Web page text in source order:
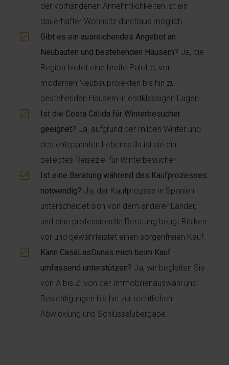
der vorhandenen Annehmlichkeiten ist ein
dauerhafter Wohnsitz durchaus möglich.
Gibt es ein ausreichendes Angebot an
Neubauten und bestehenden Häusern? Ja, die
Region bietet eine breite Palette, von
modernen Neubauprojekten bis hin zu
bestehenden Häusern in erstklassigen Lagen.
Ist die Costa Cálida für Winterbesucher
geeignet? Ja, aufgrund der milden Winter und
des entspannten Lebensstils ist sie ein
beliebtes Reiseziel für Winterbesucher.
Ist eine Beratung während des Kaufprozesses
notwendig? Ja, der Kaufprozess in Spanien
unterscheidet sich von dem anderer Länder,
und eine professionelle Beratung beugt Risiken
vor und gewährleistet einen sorgenfreien Kauf.
Kann CasaLasDunas mich beim Kauf
umfassend unterstützen? Ja, wir begleiten Sie
von A bis Z: von der Immobilienauswahl und
Besichtigungen bis hin zur rechtlichen
Abwicklung und Schlüsselübergabe.